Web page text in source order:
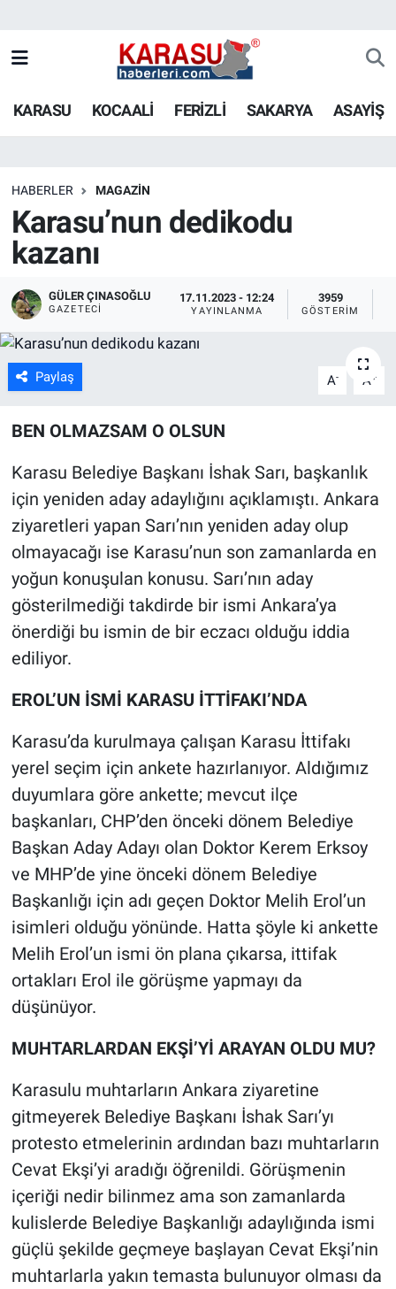
KARASU KOCAALİ FERİZLİ SAKARYA ASAYİŞ
HABERLER MAGAZİN
Karasu’nun dedikodu
kazanı
GÜLER ÇINASOĞLU
GAZETECI
17.11.2023 - 12:24
YAYINLANMA
3959
GÖSTERIM
Paylaş A- A+
BEN OLMAZSAM O OLSUN
Karasu Belediye Başkanı İshak Sarı, başkanlık
için yeniden aday adaylığını açıklamıştı. Ankara
ziyaretleri yapan Sarı’nın yeniden aday olup
olmayacağı ise Karasu’nun son zamanlarda en
yoğun konuşulan konusu. Sarı’nın aday
gösterilmediği takdirde bir ismi Ankara’ya
önerdiği bu ismin de bir eczacı olduğu iddia
ediliyor.
EROL’UN İSMİ KARASU İTTİFAKI’NDA
Karasu’da kurulmaya çalışan Karasu İttifakı
yerel seçim için ankete hazırlanıyor. Aldığımız
duyumlara göre ankette; mevcut ilçe
başkanları, CHP’den önceki dönem Belediye
Başkan Aday Adayı olan Doktor Kerem Erksoy
ve MHP’de yine önceki dönem Belediye
Başkanlığı için adı geçen Doktor Melih Erol’un
isimleri olduğu yönünde. Hatta şöyle ki ankette
Melih Erol’un ismi ön plana çıkarsa, ittifak
ortakları Erol ile görüşme yapmayı da
düşünüyor.
MUHTARLARDAN EKŞİ’Yİ ARAYAN OLDU MU?
Karasulu muhtarların Ankara ziyaretine
gitmeyerek Belediye Başkanı İshak Sarı’yı
protesto etmelerinin ardından bazı muhtarların
Cevat Ekşi’yi aradığı öğrenildi. Görüşmenin
içeriği nedir bilinmez ama son zamanlarda
kulislerde Belediye Başkanlığı adaylığında ismi
güçlü şekilde geçmeye başlayan Cevat Ekşi’nin
muhtarlarla yakın temasta bulunuyor olması da